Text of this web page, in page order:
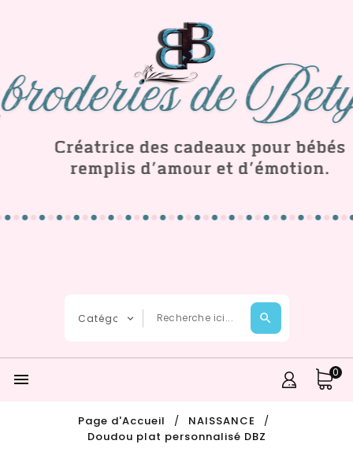
 0
Page d'Accueil
NAISSANCE
Doudou plat personnalisé DBZ